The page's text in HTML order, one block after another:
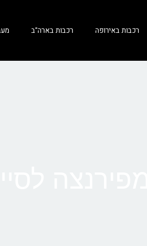
רכבות באירופה רכבות בארה"ב